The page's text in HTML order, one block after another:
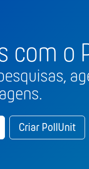
com o
Criar PollUnit